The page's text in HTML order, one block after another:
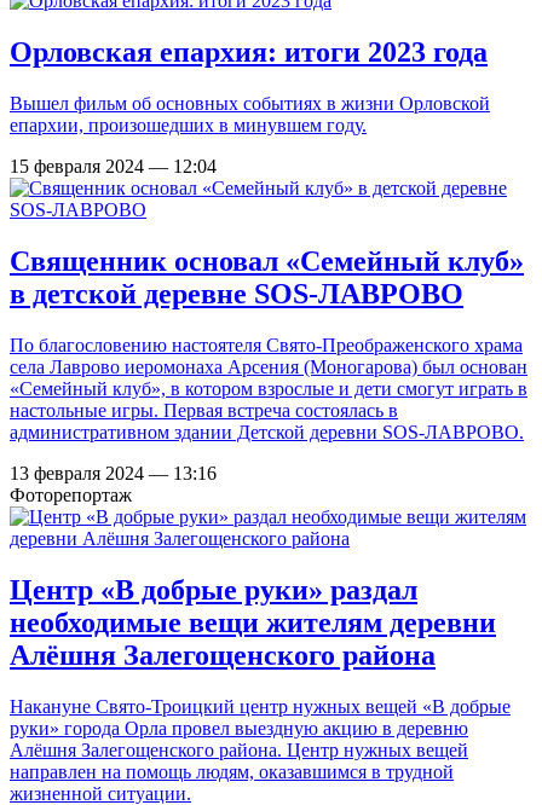
Орловская епархия: итоги 2023 года
Вышел фильм об основных событиях в жизни Орловской
епархии, произошедших в минувшем году.
15 февраля 2024 — 12:04
Священник основал «Семейный клуб»
в детской деревне SOS-ЛАВРОВО
По благословению настоятеля Свято-Преображенского храма
села Лаврово иеромонаха Арсения (Моногарова) был основан
«Семейный клуб», в котором взрослые и дети смогут играть в
настольные игры. Первая встреча состоялась в
административном здании Детской деревни SOS-ЛАВРОВО.
13 февраля 2024 — 13:16
Фоторепортаж
Центр «В добрые руки» раздал
необходимые вещи жителям деревни
Алёшня Залегощенского района
Накануне Свято-Троицкий центр нужных вещей «В добрые
руки» города Орла провел выездную акцию в деревню
Алёшня Залегощенского района. Центр нужных вещей
направлен на помощь людям, оказавшимся в трудной
жизненной ситуации.